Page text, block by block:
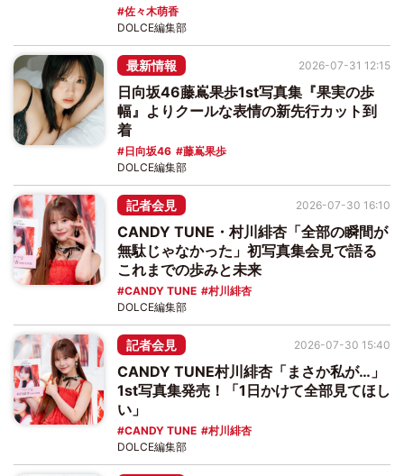
佐々木萌香
DOLCE編集部
最新情報
日向坂46藤嶌果歩1st写真集『果実の歩
幅』よりクールな表情の新先行カット到
着
日向坂46 藤嶌果歩
2026-07-31 12:15
DOLCE編集部
記者会見
CANDY TUNE・村川緋杏「全部の瞬間が
無駄じゃなかった」初写真集会見で語る
これまでの歩みと未来
CANDY TUNE 村川緋杏
2026-07-30 16:10
DOLCE編集部
記者会見
CANDY TUNE村川緋杏「まさか私が…」
1st写真集発売！「1日かけて全部見てほし
い」
CANDY TUNE 村川緋杏
2026-07-30 15:40
DOLCE編集部